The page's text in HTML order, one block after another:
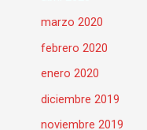
marzo 2020
febrero 2020
enero 2020
diciembre 2019
noviembre 2019